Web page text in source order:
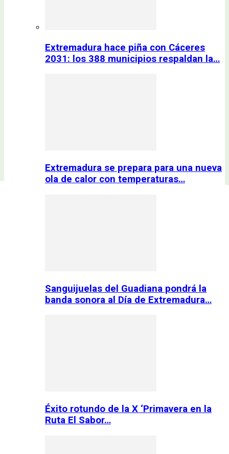
Extremadura hace piña con Cáceres
2031: los 388 municipios respaldan la…
Extremadura se prepara para una nueva
ola de calor con temperaturas…
Sanguijuelas del Guadiana pondrá la
banda sonora al Día de Extremadura…
Éxito rotundo de la X ‘Primavera en la
Ruta El Sabor…